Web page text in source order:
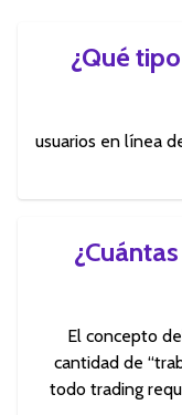
¿Qué
usuarios en línea
El concepto
cantidad de
todo trading